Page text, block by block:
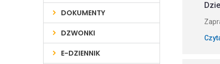
DOKUMENTY
DZWONKI
E-DZIENNIK